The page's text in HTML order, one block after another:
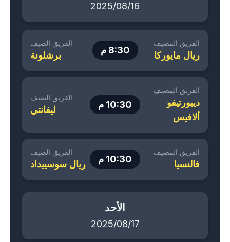
2025/08/16
الفريق المضيف
ريال مايوركا 8:30 م
الفريق الضيف
برشلونة
الفريق المضيف
ديبورتيفو
ألافيس
10:30 م
الفريق الضيف
ليفانتي
الفريق المضيف
فالنسيا 10:30 م
الفريق الضيف
ريال سوسييداد
الأحد
2025/08/17